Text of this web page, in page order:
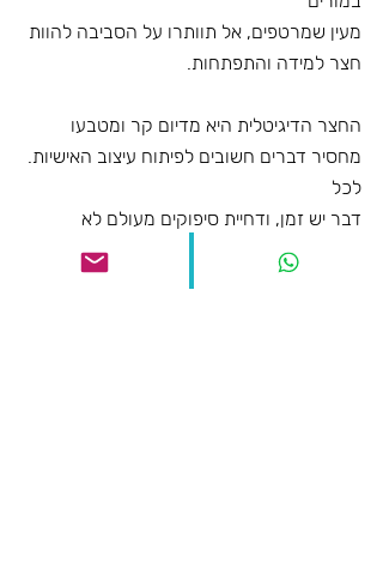
מעין שמרטפים, אל תוותרו על הסביבה להוות
חצר למידה והתפתחות.
החצר הדיגיטלית היא מדיום קר ומטבעו
מחסיר דברים חשובים לפיתוח עיצוב האישיות.
לכל
דבר יש זמן, ודחיית סיפוקים מעולם לא
הזיקה. בסופו של דבר, כל הורה רוצה שילדיו,
לכשיתבגרו, ימצאו שותף הולם ואוהב למסע